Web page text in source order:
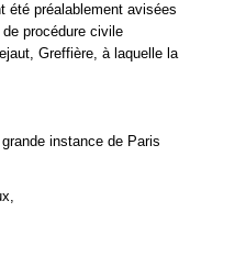
été préalablement avisées
procédure civile
Greffière, à laquelle la
instance de Paris